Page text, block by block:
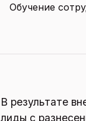
Обучение
В результате
лиды с